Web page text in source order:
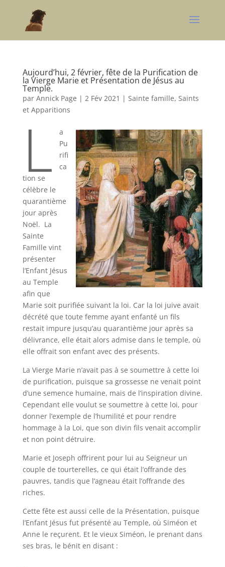
Aujourd’hui, 2 février, fête de la Purification de
la Vierge Marie et Présentation de Jésus au
Temple.
par Annick Page | 2 Fév 2021 | Sainte famille, Saints
et Apparitions
L
a
Pu
rifi
ca
tion se
célèbre le
quarantième
jour après
Noël. La
Sainte
Famille vint
présenter
l’Enfant Jésus
au Temple
afin que
Marie soit purifiée suivant la loi. Car la loi juive avait
décrété que toute femme ayant enfanté un fils
restait impure jusqu’au quarantième jour après sa
délivrance, elle était alors admise dans le temple, où
elle offrait son enfant avec des présents.
La Vierge Marie n’avait pas à se soumettre à cette loi
de purification, puisque sa grossesse ne venait point
d’une semence humaine, mais de l’inspiration divine.
Cependant elle voulut se soumettre à cette loi, pour
donner l’exemple de l’humilité et pour rendre
hommage à la Loi, que son divin fils venait accomplir
et non point détruire.
Marie et Joseph offrirent pour lui au Seigneur un
couple de tourterelles, ce qui était l’offrande des
pauvres, tandis que l’agneau était l’offrande des
riches.
Cette fête est aussi celle de la Présentation, puisque
l’Enfant Jésus fut présenté au Temple, où Siméon et
Anne le reçurent. Et le vieux Siméon, le prenant dans
ses bras, le bénit en disant :